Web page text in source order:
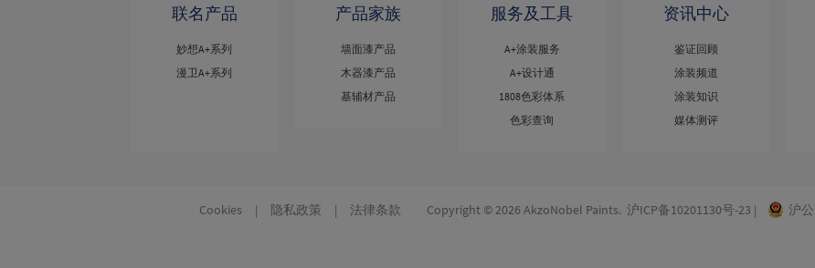
联名产品
妙想A+系列
漫卫A+系列
产品家族
墙面漆产品
木器漆产品
基辅材产品
服务及工具
A+涂装服务
A+设计通
1808色彩体系
色彩查询
资讯中心
鉴证回顾
涂装频道
涂装知识
媒体测评
Cookies | 隐私政策 | 法律条款 Copyright © 2026 AkzoNobel Paints. 沪ICP备10201130号-23 | 沪